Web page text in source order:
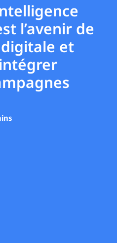
l’avenir de
et